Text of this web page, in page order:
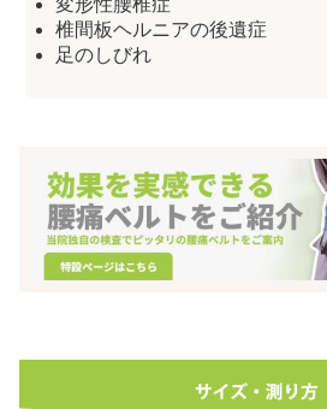
変形性腰椎症
椎間板ヘルニアの後遺症
足のしびれ